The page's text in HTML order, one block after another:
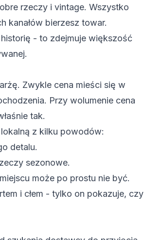
rzeczy i vintage. Wszystko
kanałów bierzesz towar.
- to zdejmuje większość
Zwykle cena mieści się w
Przy wolumenie cena
tak.
z kilku powodów:
detalu.
sezonowe.
może po prostu nie być.
i cłem - tylko on pokazuje, czy